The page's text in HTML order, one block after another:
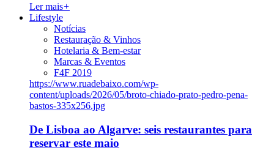
Ler mais+
Lifestyle
Notícias
Restauração & Vinhos
Hotelaria & Bem-estar
Marcas & Eventos
F4F 2019
https://www.ruadebaixo.com/wp-
content/uploads/2026/05/broto-chiado-prato-pedro-pena-
bastos-335x256.jpg
De Lisboa ao Algarve: seis restaurantes para
reservar este maio